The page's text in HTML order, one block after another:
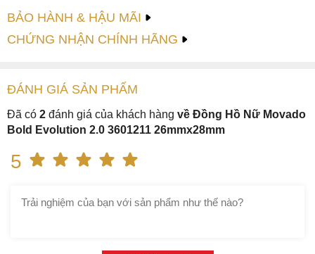
BẢO HÀNH & HẬU MÃI
CHỨNG NHẬN CHÍNH HÃNG
ĐÁNH GIÁ SẢN PHẤM
Đã có 2 đánh giá của khách hàng về Đồng Hồ Nữ Movado
Bold Evolution 2.0 3601211 26mmx28mm
5